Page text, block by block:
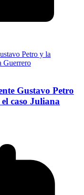
Gustavo Petro
caso Juliana